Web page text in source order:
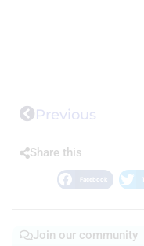
Previous
Share this
Facebook
Join our community